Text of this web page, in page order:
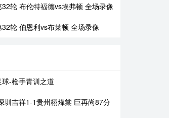
轮 布伦特福德vs埃弗顿 全场录像
轮 伯恩利vs布莱顿 全场录像
-枪手青训之道
圳吉祥1-1贵州栩烽棠 巨再尚87分